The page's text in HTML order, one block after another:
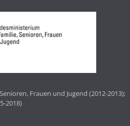
Frauen und Jugend (2012-2013);
2018)